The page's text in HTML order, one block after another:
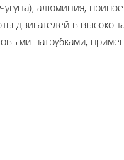
алюминия,
двигателей в
патрубками,